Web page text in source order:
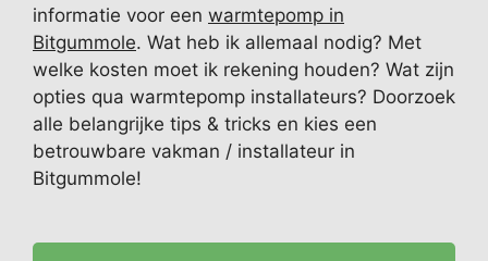
informatie voor een warmtepomp in
Bitgummole. Wat heb ik allemaal nodig? Met
welke kosten moet ik rekening houden? Wat zijn
opties qua warmtepomp installateurs? Doorzoek
alle belangrijke tips & tricks en kies een
betrouwbare vakman / installateur in
Bitgummole!